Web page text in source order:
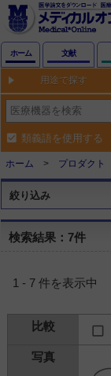
ホーム 文献
用途で探す
類義語を使用する
ホーム プロダクト
絞り込み
検索結果：7件
1 - 7 件を表示中